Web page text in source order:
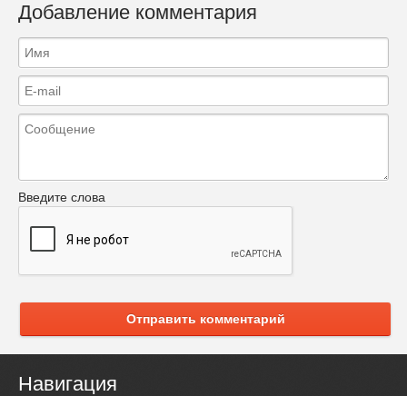
Добавление комментария
Введите слова
Отправить комментарий
Навигация